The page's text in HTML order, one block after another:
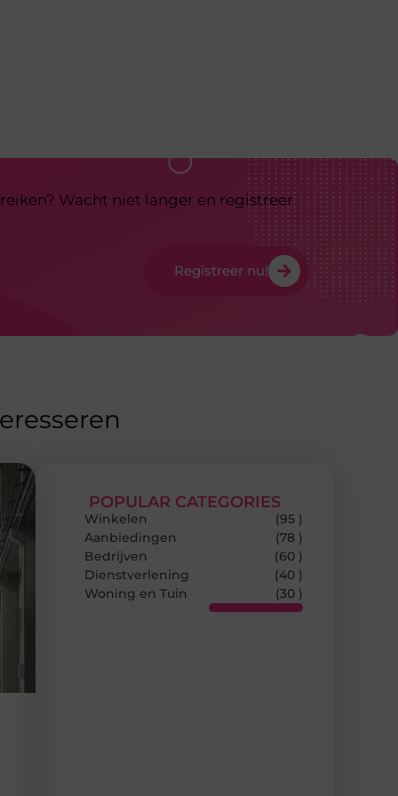
Wacht niet langer en registreer
Registreer nu!
POPULAR CATEGORIES
Winkelen
(95 )
Aanbiedingen
(78 )
Bedrijven
(60 )
Dienstverlening
(40 )
Woning en Tuin
(30 )